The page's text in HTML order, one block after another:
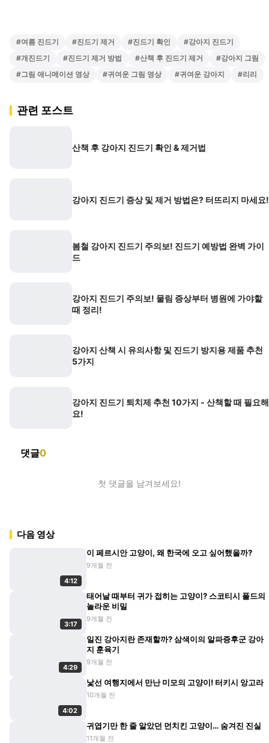
#여름 진드기 #진드기 제거 #진드기 확인 #강아지 진드기
#개진드기 #진드기 제거 방법 #산책 후 진드기 제거 #강아지 그림
#그림 애니메이션 영상 #귀여운 그림 영상 #귀여운 강아지 #리리
관련 포스트
산책 후 강아지 진드기 확인 & 제거법
강아지 진드기 증상 및 제거 방법은? 터뜨리지 마세요!
봄철 강아지 진드기 주의보! 진드기 예방법 완벽 가이
드
강아지 진드기 주의보! 물림 증상부터 병원에 가야할
때 정리!
강아지 산책 시 유의사항 및 진드기 방지용 제품 추천
5가지
강아지 진드기 퇴치제 추천 10가지 - 산책할 때 필요해
요!
댓글0
첫 댓글을 남겨보세요!
다음 영상
4:12
이 페르시안 고양이, 왜 한국에 오고 싶어했을까?
9개월 전
3:17
태어날 때부터 귀가 접히는 고양이? 스코티시 폴드의
놀라운 비밀
9개월 전
4:29
일진 강아지란 존재할까? 삼색이의 알파증후군 강아
지 훈육기
9개월 전
4:02
낯선 여행지에서 만난 미모의 고양이! 터키시 앙고라
10개월 전
귀엽기만 한 줄 알았던 먼치킨 고양이… 숨겨진 진실
11개월 전